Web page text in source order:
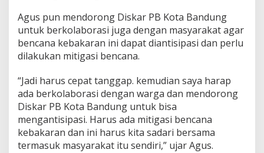
a
n
g
k
a
A
n
t
i
s
i
p
Agus pun mendorong Diskar PB Kota Bandung
untuk berkolaborasi juga dengan masyarakat agar
bencana kebakaran ini dapat diantisipasi dan perlu
dilakukan mitigasi bencana.
“Jadi harus cepat tanggap. kemudian saya harap
ada berkolaborasi dengan warga dan mendorong
Diskar PB Kota Bandung untuk bisa
mengantisipasi. Harus ada mitigasi bencana
kebakaran dan ini harus kita sadari bersama
termasuk masyarakat itu sendiri,” ujar Agus.